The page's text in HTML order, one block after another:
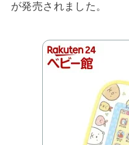
が発売されました。